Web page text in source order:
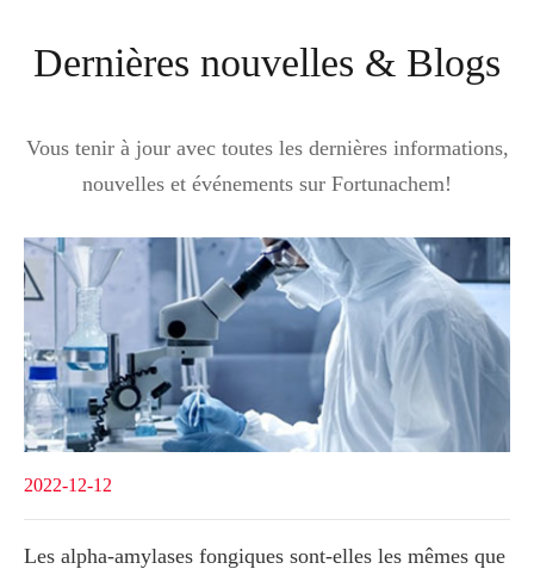
Dernières nouvelles & Blogs
Vous tenir à jour avec toutes les dernières informations,
nouvelles et événements sur Fortunachem!
2022-12-12
Les alpha-amylases fongiques sont-elles les mêmes que